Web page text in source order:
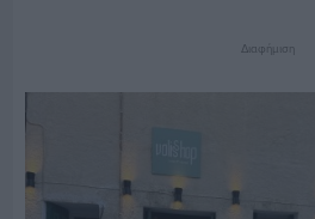
Διαφήμιση